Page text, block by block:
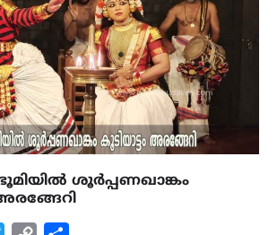
ശൂർപ്പണഖാങ്കം